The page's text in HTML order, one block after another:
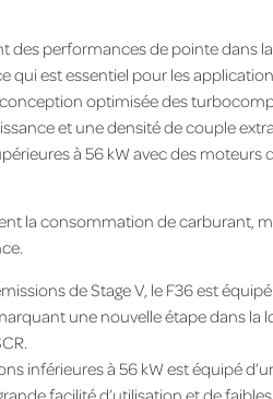
des performances de pointe dans
qui est essentiel pour les
optimisée des
et une densité de couple
à 56 kW avec des moteurs
la consommation de carburant,
de Stage V, le F36 est
une nouvelle étape dans la
inférieures à 56 kW est équipé
facilité d’utilisation et de